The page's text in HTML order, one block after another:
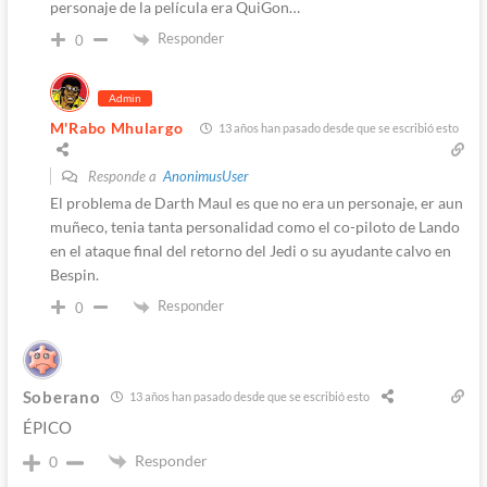
personaje de la película era QuiGon…
0 Responder
Admin
M'Rabo Mhulargo 13 años han pasado desde que se escribió esto
Responde a AnonimusUser
El problema de Darth Maul es que no era un personaje, er aun
muñeco, tenia tanta personalidad como el co-piloto de Lando
en el ataque final del retorno del Jedi o su ayudante calvo en
Bespin.
0 Responder
Soberano 13 años han pasado desde que se escribió esto
ÉPICO
0 Responder